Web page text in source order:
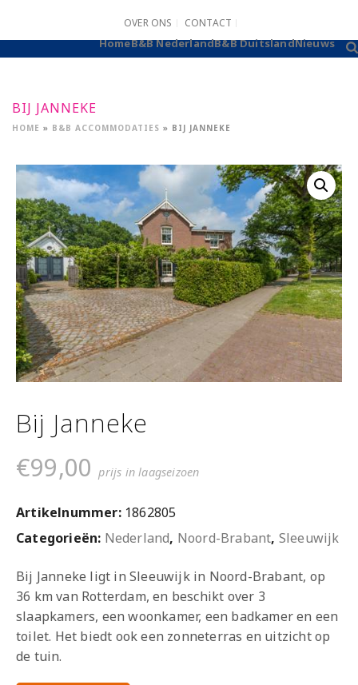
OVER ONS CONTACT
HomeB&B NederlandB&B DuitslandNieuws
BIJ JANNEKE
HOME » B&B ACCOMMODATIES » BIJ JANNEKE
Bij Janneke
€99,00 prijs in laagseizoen
Artikelnummer: 1862805
Categorieën: Nederland, Noord-Brabant, Sleeuwijk
Bij Janneke ligt in Sleeuwijk in Noord-Brabant, op
36 km van Rotterdam, en beschikt over 3
slaapkamers, een woonkamer, een badkamer en een
toilet. Het biedt ook een zonneterras en uitzicht op
de tuin.